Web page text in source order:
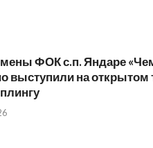
ФОК с.п. Яндаре
выступили на открытом